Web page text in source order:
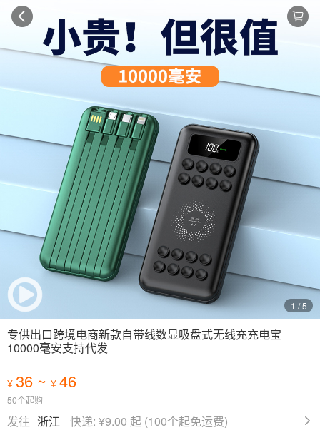
1 / 5
专供出口跨境电商新款自带线数显吸盘式无线充充电宝
10000毫安支持代发
¥ 36 ~ ¥ 46
50个起购
发往 浙江 快递: ¥9.00 起 (100个起免运费)